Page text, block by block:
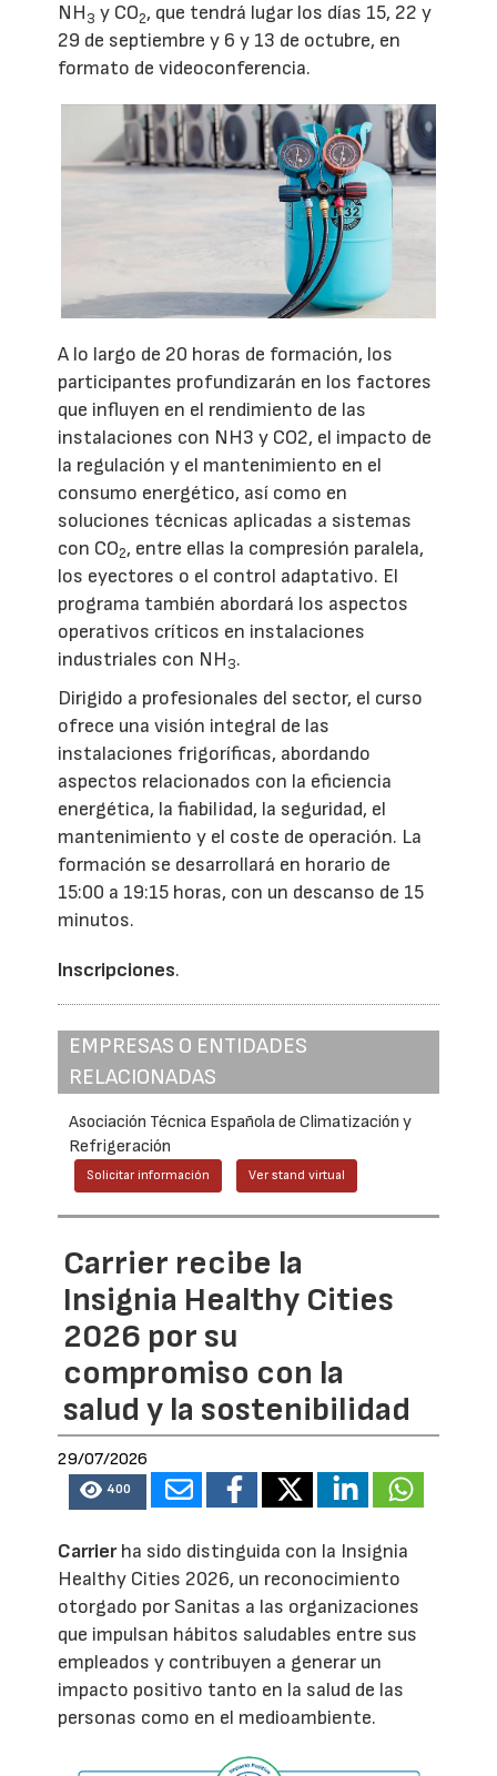
NH3 y CO2, que tendrá lugar los días 15, 22 y
29 de septiembre y 6 y 13 de octubre, en
formato de videoconferencia.
A lo largo de 20 horas de formación, los
participantes profundizarán en los factores
que influyen en el rendimiento de las
instalaciones con NH3 y CO2, el impacto de
la regulación y el mantenimiento en el
consumo energético, así como en
soluciones técnicas aplicadas a sistemas
con CO2, entre ellas la compresión paralela,
los eyectores o el control adaptativo. El
programa también abordará los aspectos
operativos críticos en instalaciones
industriales con NH3.
Dirigido a profesionales del sector, el curso
ofrece una visión integral de las
instalaciones frigoríficas, abordando
aspectos relacionados con la eficiencia
energética, la fiabilidad, la seguridad, el
mantenimiento y el coste de operación. La
formación se desarrollará en horario de
15:00 a 19:15 horas, con un descanso de 15
minutos.
Inscripciones.
EMPRESAS O ENTIDADES
RELACIONADAS
Asociación Técnica Española de Climatización y
Refrigeración
Solicitar información Ver stand virtual
Carrier recibe la
Insignia Healthy Cities
2026 por su
compromiso con la
salud y la sostenibilidad
29/07/2026
400
Carrierha sido distinguida con la Insignia
Healthy Cities 2026, un reconocimiento
otorgado por Sanitas a las organizaciones
que impulsan hábitos saludables entre sus
empleados y contribuyen a generar un
impacto positivo tanto en la salud de las
personas como en el medioambiente.